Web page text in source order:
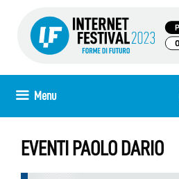
contenuto
Menu
EVENTI PAOLO DARIO